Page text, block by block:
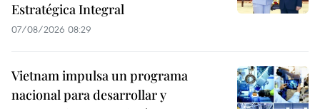
Estratégica Integral
07/08/2026 08:29
Vietnam impulsa un programa
nacional para desarrollar y